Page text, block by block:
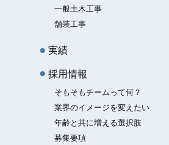
一般土木工事
舗装工事
実績
採用情報
そもそもチームって何？
業界のイメージを変えたい
年齢と共に増える選択肢
募集要項